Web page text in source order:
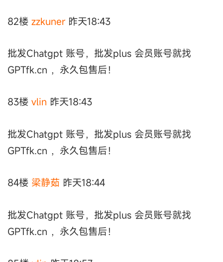
82楼 zzkuner 昨天18:43
批发Chatgpt 账号，批发plus 会员账号就找
GPTfk.cn ，永久包售后！
83楼 vlin 昨天18:43
批发Chatgpt 账号，批发plus 会员账号就找
GPTfk.cn ，永久包售后！
84楼 梁静茹 昨天18:44
批发Chatgpt 账号，批发plus 会员账号就找
GPTfk.cn ，永久包售后！